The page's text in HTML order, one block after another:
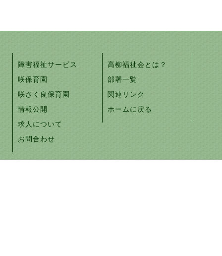
障害福祉サービス
咲保育園
咲さく良保育園
情報公開
求人について
お問合わせ
高柳福祉会とは？
部署一覧
関連リンク
ホームに戻る